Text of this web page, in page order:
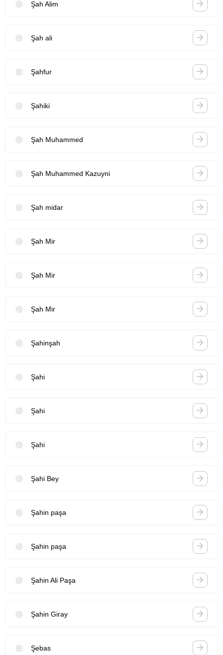
Şah Alim
Şah ali
Şahfur
Şahiki
Şah Muhammed
Şah Muhammed Kazuyni
Şah midar
Şah Mir
Şah Mir
Şah Mir
Şahinşah
Şahi
Şahi
Şahi
Şahi Bey
Şahin paşa
Şahin paşa
Şahin Ali Paşa
Şahin Giray
Şebas